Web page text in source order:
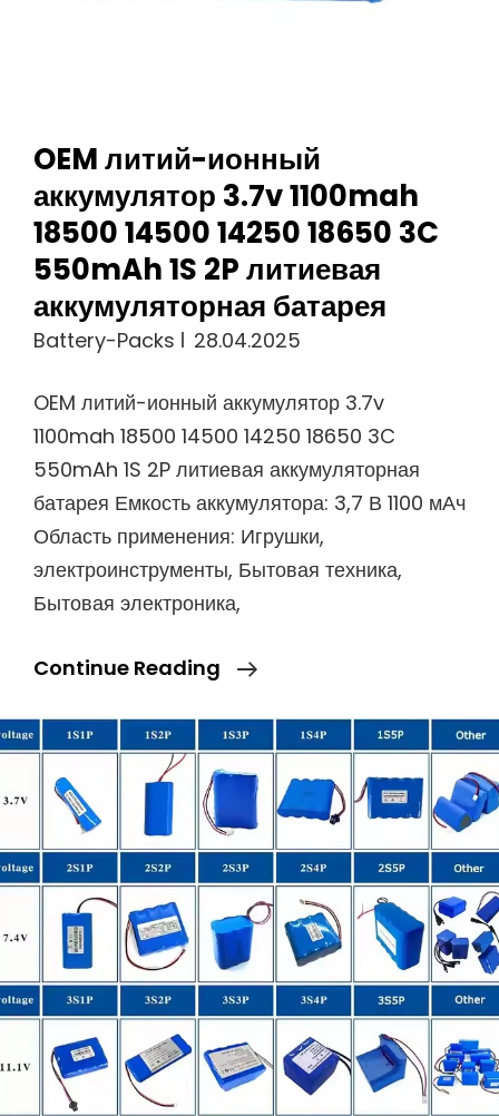
OEM литий-ионный
аккумулятор 3.7v 1100mah
18500 14500 14250 18650 3C
550mAh 1S 2P литиевая
аккумуляторная батарея
Battery-Packs 28.04.2025
OEM литий-ионный аккумулятор 3.7v
1100mah 18500 14500 14250 18650 3C
550mAh 1S 2P литиевая аккумуляторная
батарея Емкость аккумулятора: 3,7 В 1100 мАч
Область применения: Игрушки,
электроинструменты, Бытовая техника,
Бытовая электроника,
Continue Reading
OEM
Ионный
Аккумулятор
3.7v
1100mah
18500
14500
14250
18650
550mAh
1S